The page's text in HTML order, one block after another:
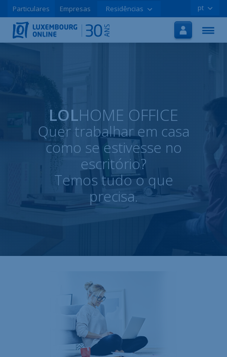
Início
Promoções
Aderir online
Ajuda
LOLCLOUD
Contacto
Informações legais
Particulares Empresas Residências pt
LOLHOME OFFICE
Quer trabalhar em casa
como se estivesse no
escritório?
Temos tudo o que
precisa.